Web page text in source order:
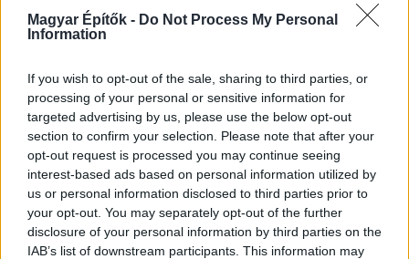
Magyar Építők - Do Not Process My Personal
Information
If you wish to opt-out of the sale, sharing to third parties, or
processing of your personal or sensitive information for
targeted advertising by us, please use the below opt-out
section to confirm your selection. Please note that after your
opt-out request is processed you may continue seeing
interest-based ads based on personal information utilized by
us or personal information disclosed to third parties prior to
your opt-out. You may separately opt-out of the further
disclosure of your personal information by third parties on the
IAB’s list of downstream participants. This information may
Feliratkozom a hírlevélre és elfogadom az
adatvédelmi
szabályzatot!
LEGFRISSEBB
Paks II.: Mit jelent az 5. blokk új
mérföldköve a felülvizsgálat
árnyékában?